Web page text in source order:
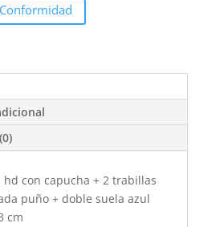
hd con capucha + 2 trabillas
puño + doble suela azul
cm